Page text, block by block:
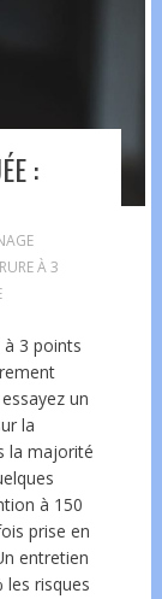
:
À 3
3 points
un
la
la majorité
à 150
prise en
entretien
les risques